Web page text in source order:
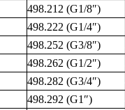
498.212 (G1/8″)
498.222 (G1/4″)
498.252 (G3/8″)
498.262 (G1/2″)
498.282 (G3/4″)
498.292 (G1″)